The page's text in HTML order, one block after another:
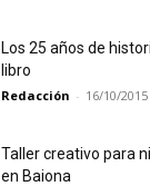
Los 25 años de
libro
Redacción - 16/10/2015
Taller creativo para
en Baiona